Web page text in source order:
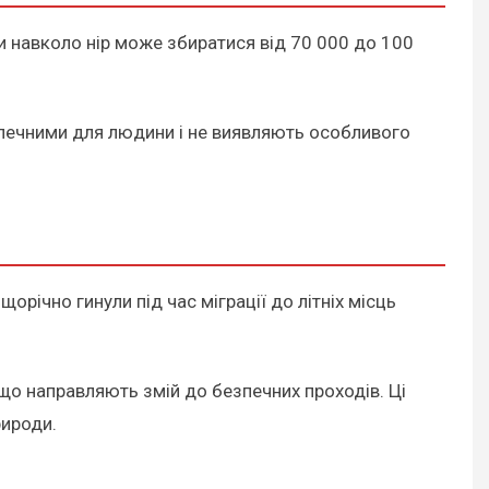
навколо нір може збиратися від 70 000 до 100
для людини і не виявляють особливого
гинули під час міграції до літніх місць
направляють змій до безпечних проходів. Ці